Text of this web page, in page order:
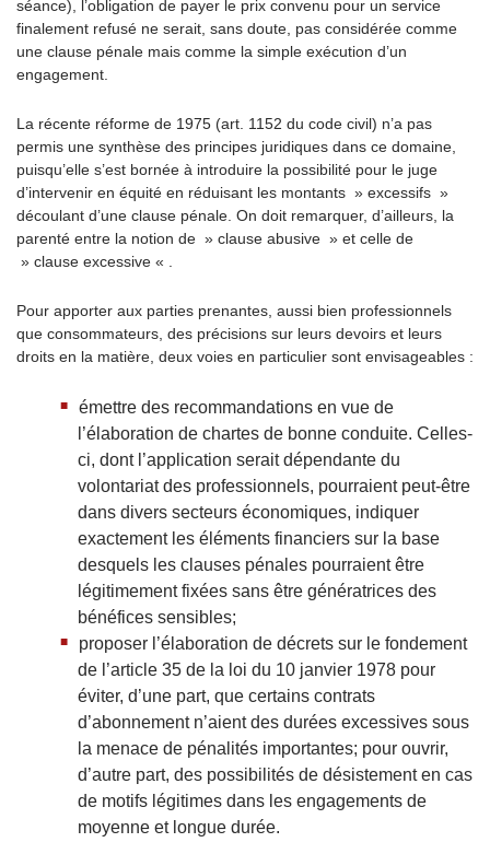
séance), l’obligation de payer le prix convenu pour un service
finalement refusé ne serait, sans doute, pas considérée comme
une clause pénale mais comme la simple exécution d’un
engagement.
La récente réforme de 1975 (art. 1152 du code civil) n’a pas
permis une synthèse des principes juridiques dans ce domaine,
puisqu’elle s’est bornée à introduire la possibilité pour le juge
d’intervenir en équité en réduisant les montants » excessifs »
découlant d’une clause pénale. On doit remarquer, d’ailleurs, la
parenté entre la notion de » clause abusive » et celle de
» clause excessive « .
Pour apporter aux parties prenantes, aussi bien professionnels
que consommateurs, des précisions sur leurs devoirs et leurs
droits en la matière, deux voies en particulier sont envisageables :
émettre des recommandations en vue de
l’élaboration de chartes de bonne conduite. Celles-
ci, dont l’application serait dépendante du
volontariat des professionnels, pourraient peut-être
dans divers secteurs économiques, indiquer
exactement les éléments financiers sur la base
desquels les clauses pénales pourraient être
légitimement fixées sans être génératrices des
bénéfices sensibles;
proposer l’élaboration de décrets sur le fondement
de l’article 35 de la loi du 10 janvier 1978 pour
éviter, d’une part, que certains contrats
d’abonnement n’aient des durées excessives sous
la menace de pénalités importantes; pour ouvrir,
d’autre part, des possibilités de désistement en cas
de motifs légitimes dans les engagements de
moyenne et longue durée.